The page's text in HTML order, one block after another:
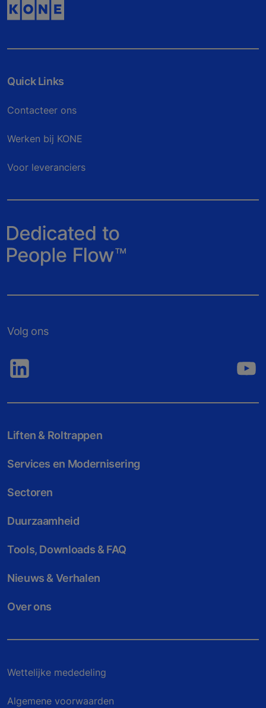
Quick Links
Contacteer ons
Werken bij KONE
Voor leveranciers
Volg ons
Liften & Roltrappen
Services en Modernisering
Sectoren
Duurzaamheid
Tools, Downloads & FAQ
Nieuws & Verhalen
Over ons
Wettelijke mededeling
Algemene voorwaarden